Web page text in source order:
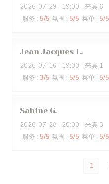
2026-07-29 - 19:00 - 来宾 6
服务 : 5/5 氛围 : 5/5 菜单 : 5/5
Jean Jacques L
2026-07-16 - 19:00 - 来宾 1
服务 : 3/5 氛围 : 5/5 菜单 : 5/5
Sabine G
2026-07-28 - 20:00 - 来宾 3
服务 : 5/5 氛围 : 5/5 菜单 : 5/5
1